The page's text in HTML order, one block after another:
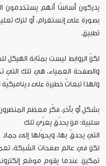
يدركون أساسًا أنهم يستخدمون
بصورة على إنستغرام، أو لترك
تطبيق.
لكنّ الروابط ليست بمثابة الهيكل
والصفحة العمياء، هي تلك التي
ولهذا تبعاتٌ خطيرة على
بشكل أو بآخر، فكّر معظم المنظرون
سلبية: من يحدّق يعرّي تلك
التي يحدقّ بها، ويحوّلها إلى جماد
لكن في عالم صفحات الشبكة،
تمكين. عندما يقوم موقع